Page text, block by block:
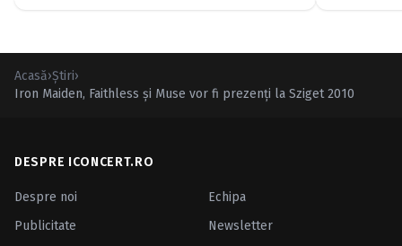
Acasă›Ştiri›
Iron Maiden, Faithless şi Muse vor fi prezenţi la Sziget 2010
DESPRE ICONCERT.RO
Despre noi
Echipa
Publicitate
Newsletter